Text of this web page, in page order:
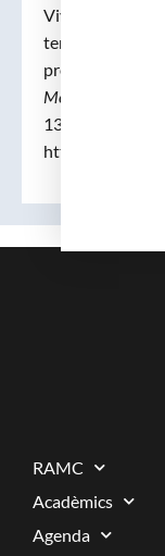
Vives i
temàtic de la
problemàtica
Medicina de
138,
https://
RAMC
Acadèmics
Agenda